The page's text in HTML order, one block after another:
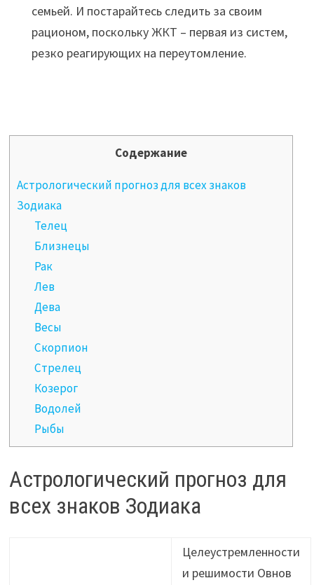
семьей. И постарайтесь следить за своим
рационом, поскольку ЖКТ – первая из систем,
резко реагирующих на переутомление.
Содержание
Астрологический прогноз для всех знаков
Зодиака
Телец
Близнецы
Рак
Лев
Дева
Весы
Скорпион
Стрелец
Козерог
Водолей
Рыбы
Астрологический прогноз для
всех знаков Зодиака
Целеустремленности
и решимости Овнов